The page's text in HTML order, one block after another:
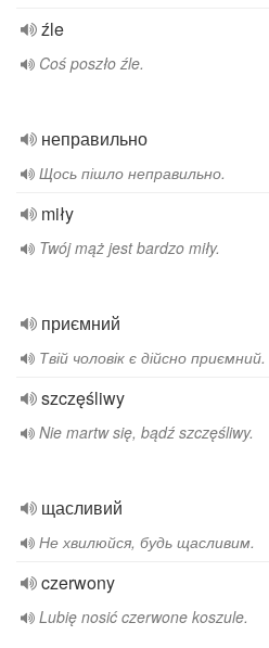
źle
Coś poszło źle.
неправильно
Щось пішло неправильно.
miły
Twój mąż jest bardzo miły.
приємний
Твій чоловік є дійсно приємний.
szczęśliwy
Nie martw się, bądź szczęśliwy.
щасливий
Не хвилюйся, будь щасливим.
czerwony
Lubię nosić czerwone koszule.